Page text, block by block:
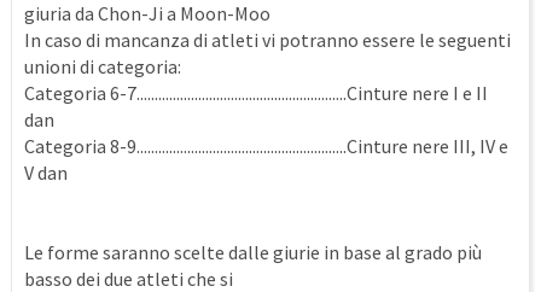
giuria da Chon-Ji a Moon-Moo
In caso di mancanza di atleti vi potranno essere le seguenti
unioni di categoria:
Categoria 6-7..........................................................Cinture nere I e II
dan
Categoria 8-9..........................................................Cinture nere III, IV e
V dan
Le forme saranno scelte dalle giurie in base al grado più
basso dei due atleti che si